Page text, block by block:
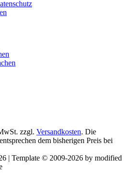
zzgl. Versandkosten. Die
dem bisherigen Preis bei
| Template © 2009-2026 by modified